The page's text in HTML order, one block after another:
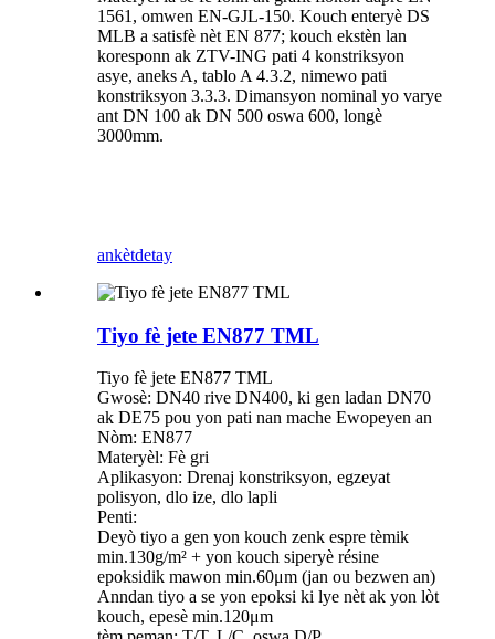
1561, omwen EN-GJL-150. Kouch enteryè DS
MLB a satisfè nèt EN 877; kouch ekstèn lan
koresponn ak ZTV-ING pati 4 konstriksyon
asye, aneks A, tablo A 4.3.2, nimewo pati
konstriksyon 3.3.3. Dimansyon nominal yo varye
ant DN 100 ak DN 500 oswa 600, longè
3000mm.
ankètdetay
Tiyo fè jete EN877 TML
Tiyo fè jete EN877 TML
Gwosè: DN40 rive DN400, ki gen ladan DN70
ak DE75 pou yon pati nan mache Ewopeyen an
Nòm: EN877
Materyèl: Fè gri
Aplikasyon: Drenaj konstriksyon, egzeyat
polisyon, dlo ize, dlo lapli
Penti:
Deyò tiyo a gen yon kouch zenk espre tèmik
min.130g/m² + yon kouch siperyè résine
epoksidik mawon min.60μm (jan ou bezwen an)
Anndan tiyo a se yon epoksi ki lye nèt ak yon lòt
kouch, epesè min.120μm